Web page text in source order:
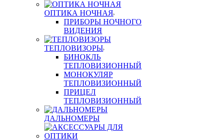
ОПТИКА НОЧНАЯ
ПРИБОРЫ НОЧНОГО
ВИДЕНИЯ
ТЕПЛОВИЗОРЫ
БИНОКЛЬ
ТЕПЛОВИЗИОННЫЙ
МОНОКУЛЯР
ТЕПЛОВИЗИОННЫЙ
ПРИЦЕЛ
ТЕПЛОВИЗИОННЫЙ
ДАЛЬНОМЕРЫ